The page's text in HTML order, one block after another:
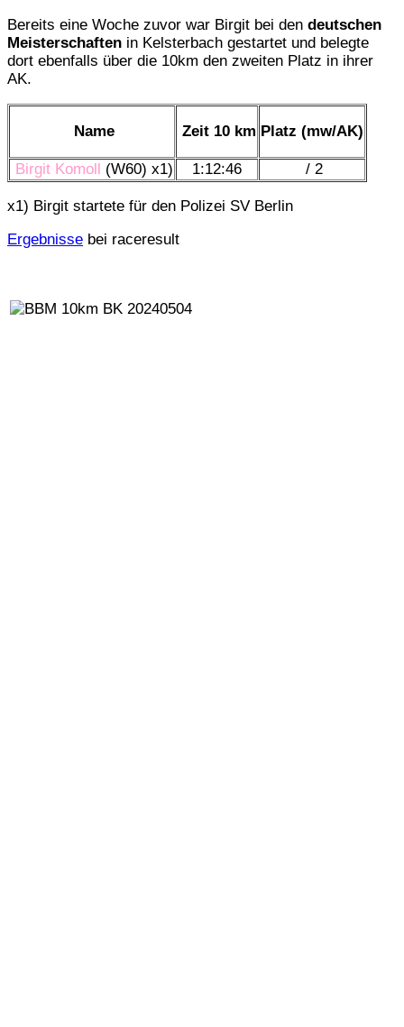
Bereits eine Woche zuvor war Birgit bei den deutschen
Meisterschaften in Kelsterbach gestartet und belegte
dort ebenfalls über die 10km den zweiten Platz in ihrer
AK.
Name Zeit 10 km Platz (mw/AK)
Birgit Komoll (W60) x1) 1:12:46 / 2
x1) Birgit startete für den Polizei SV Berlin
Ergebnisse bei raceresult